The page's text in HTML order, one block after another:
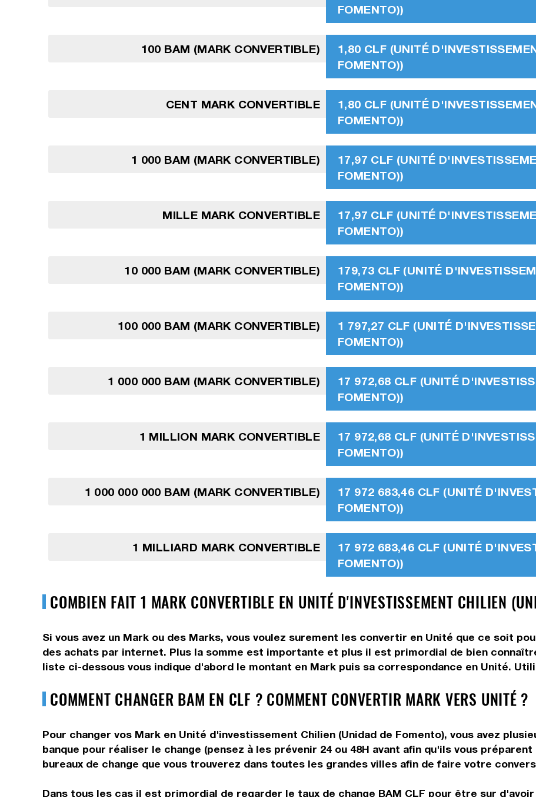
FOMENTO))
100 BAM (MARK CONVERTIBLE)
1,80 CLF (UNITÉ
FOMENTO))
CENT MARK CONVERTIBLE
1,80 CLF (UNITÉ
FOMENTO))
1 000 BAM (MARK CONVERTIBLE)
17,97 CLF (UNITÉ
FOMENTO))
MILLE MARK CONVERTIBLE
17,97 CLF (UNITÉ
FOMENTO))
10 000 BAM (MARK CONVERTIBLE)
179,73 CLF (UNITÉ
FOMENTO))
100 000 BAM (MARK CONVERTIBLE)
1 797,27 CLF (UNITÉ
FOMENTO))
1 000 000 BAM (MARK CONVERTIBLE)
17 972,68 CLF (UNITÉ
FOMENTO))
1 MILLION MARK CONVERTIBLE
17 972,68 CLF (UNITÉ
FOMENTO))
1 000 000 000 BAM (MARK CONVERTIBLE)
17 972 683,46 CLF (UNITÉ
FOMENTO))
1 MILLIARD MARK CONVERTIBLE
17 972 683,46 CLF (UNITÉ
FOMENTO))
COMBIEN FAIT 1 MARK CONVERTIBLE EN UNITÉ D'INVESTISSEMENT CHILIEN
Si vous avez un Mark ou des Marks, vous voulez surement les convertir en Unité que ce soit
des achats par internet. Plus la somme est importante et plus il est primordial de bien
liste ci-dessous vous indique d'abord le montant en Mark puis sa correspondance en Unité.
COMMENT CHANGER BAM EN CLF ? COMMENT CONVERTIR MARK VERS UNITÉ ?
Pour changer vos Mark en Unité d'investissement Chilien (Unidad de Fomento), vous avez
banque pour réaliser le change (pensez à les prévenir 24 ou 48H avant afin qu'ils vous
bureaux de change que vous trouverez dans toutes les grandes villes afin de faire votre
Dans tous les cas il est primordial de regarder le taux de change BAM CLF pour être sur